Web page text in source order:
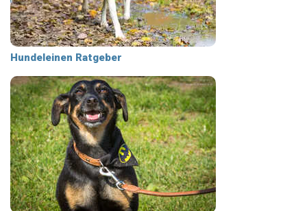
Hundeleinen Ratgeber